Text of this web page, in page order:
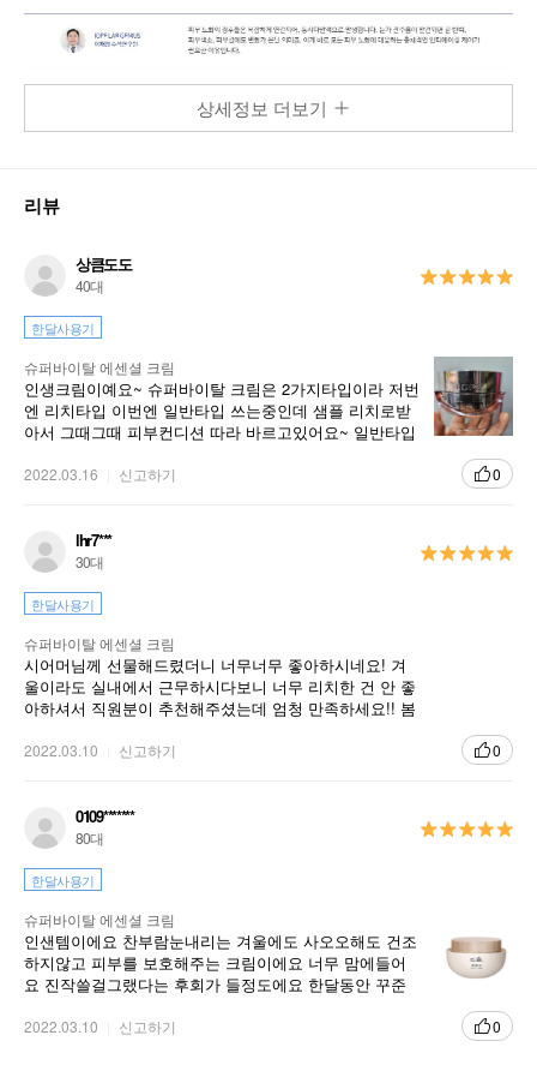
복합적인 피부 노화를 빈틈없이 케어하는 토탈 안티에이징 크림
상세정보 더보기
리뷰
상큼도도
40대
한달사용기
슈퍼바이탈 에센셜 크림
인생크림이예요~ 슈퍼바이탈 크림은 2가지타입이라 저번
엔 리치타입 이번엔 일반타입 쓰는중인데 샘플 리치로받
아서 그때그때 피부컨디션 따라 바르고있어요~ 일반타입
2022.03.16 신고하기 0
lhr7***
30대
한달사용기
슈퍼바이탈 에센셜 크림
시어머님께 선물해드렸더니 너무너무 좋아하시네요! 겨
울이라도 실내에서 근무하시다보니 너무 리치한 건 안 좋
아하셔서 직원분이 추천해주셨는데 엄청 만족하세요!! 봄
2022.03.10 신고하기 0
0109*******
80대
한달사용기
슈퍼바이탈 에센셜 크림
인샌템이에요 찬부람눈내리는 겨울에도 사오오해도 건조
하지않고 피부를 보호해주는 크림이에요 너무 맘에들어
요 진작쓸걸그랬다는 후회가 들정도에요 한달동안 꾸준
않을정도로 맘에듭니다.
2022.03.10 신고하기 0